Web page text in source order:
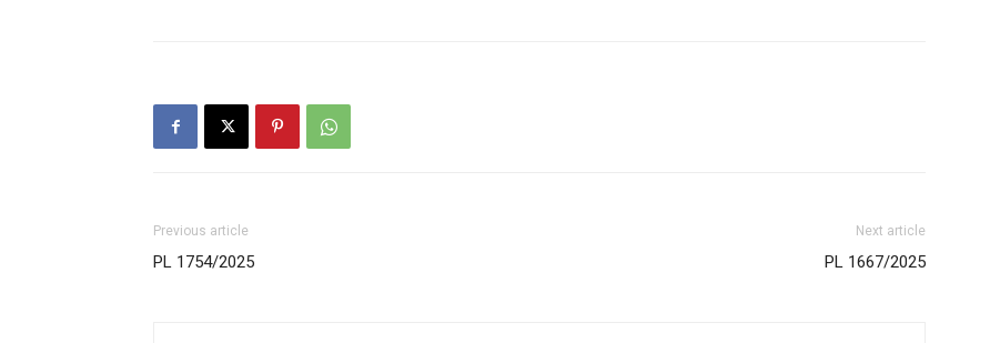
Previous article
PL 1754/2025
Next article
PL 1667/2025